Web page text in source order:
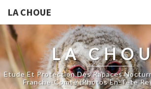
LA CHOUE
LA
Etude Et Protection Des Rapaces
Franche-Comté (photos En-Tête